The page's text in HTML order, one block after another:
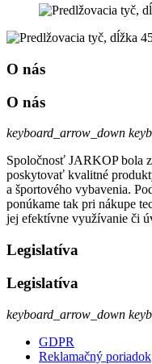
O nás
O nás
keyboard_arrow_down
Spoločnosť JARKOP bola
poskytovať kvalitné
a športového vybavenia.
ponúkame tak pri nákupe
jej efektívne využívanie či
Legislatíva
Legislatíva
keyboard_arrow_down
GDPR
Reklamačný poriadok